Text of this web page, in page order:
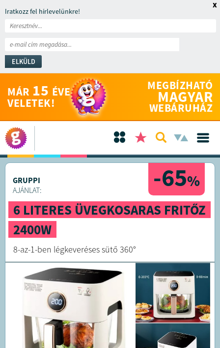
Iratkozz fel hírlevelünkre!
ELKÜLD
x
MÁR 15 ÉVE
VELETEK!
MEGBÍZHATÓ
MAGYAR
WEBÁRUHÁZ
-65%
GRUPPI
AJÁNLAT:
6 LITERES ÜVEGKOSARAS FRITŐZ
2400W
8-az-1-ben légkeveréses sütő 360°